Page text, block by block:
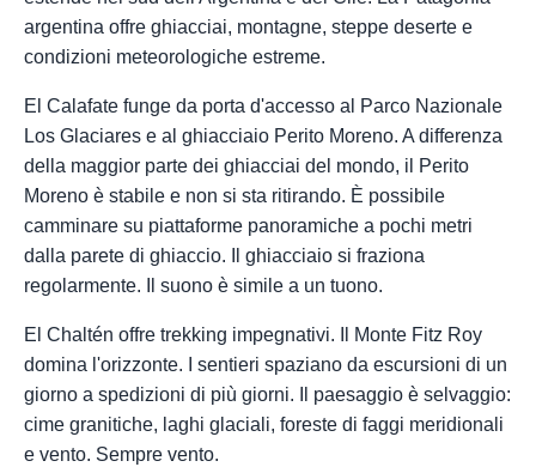
argentina offre ghiacciai, montagne, steppe deserte e
condizioni meteorologiche estreme.
El Calafate funge da porta d'accesso al Parco Nazionale
Los Glaciares e al ghiacciaio Perito Moreno. A differenza
della maggior parte dei ghiacciai del mondo, il Perito
Moreno è stabile e non si sta ritirando. È possibile
camminare su piattaforme panoramiche a pochi metri
dalla parete di ghiaccio. Il ghiacciaio si fraziona
regolarmente. Il suono è simile a un tuono.
El Chaltén offre trekking impegnativi. Il Monte Fitz Roy
domina l'orizzonte. I sentieri spaziano da escursioni di un
giorno a spedizioni di più giorni. Il paesaggio è selvaggio:
cime granitiche, laghi glaciali, foreste di faggi meridionali
e vento. Sempre vento.